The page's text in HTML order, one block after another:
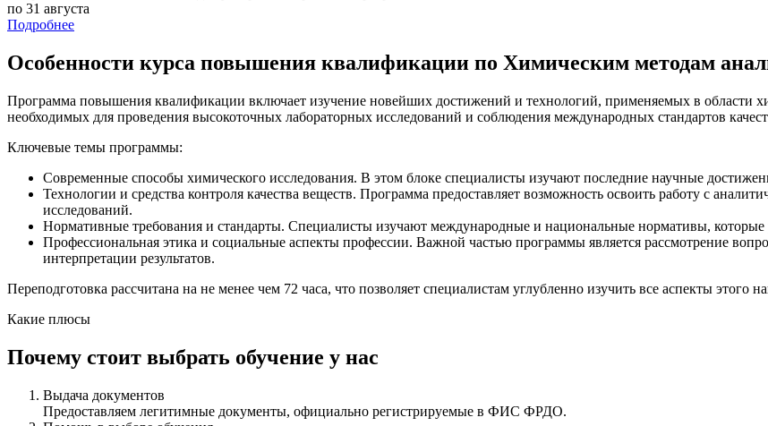
по 31 августа
Подробнее
Особенности курса повышения квалификации по Химическим методам
Программа повышения квалификации включает изучение новейших достижений и технологий, применяемых в области
необходимых для проведения высокоточных лабораторных исследований и соблюдения международных стандартов
Ключевые темы программы:
Современные способы химического исследования. В этом блоке специалисты изучают последние научные
Технологии и средства контроля качества веществ. Программа предоставляет возможность освоить работу с
исследований.
Нормативные требования и стандарты. Специалисты изучают международные и национальные нормативы, которые
Профессиональная этика и социальные аспекты профессии. Важной частью программы является рассмотрение
интерпретации результатов.
Переподготовка рассчитана на не менее чем 72 часа, что позволяет специалистам углубленно изучить все аспекты этого
Какие плюсы
Почему стоит выбрать обучение у нас
Выдача документов
Предоставляем легитимные документы, официально регистрируемые в ФИС ФРДО.